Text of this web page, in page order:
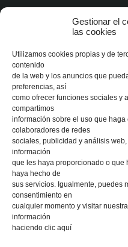
Gestionar el
las cookies
Utilizamos cookies propias y de
contenido
de la web y los anuncios que
preferencias, así
como ofrecer funciones sociales y
compartimos
información sobre el uso que
colaboradores de redes
sociales, publicidad y análisis
información
que les haya proporcionado o que
haya hecho de
sus servicios. Igualmente, puedes
consentimiento en
cualquier momento y visitar
información
haciendo clic aquí
No te pierdas
Aviso Legal Política de